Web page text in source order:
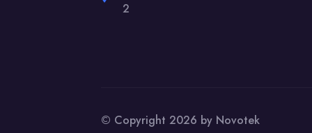
2
© Copyright 2026 by Novotek